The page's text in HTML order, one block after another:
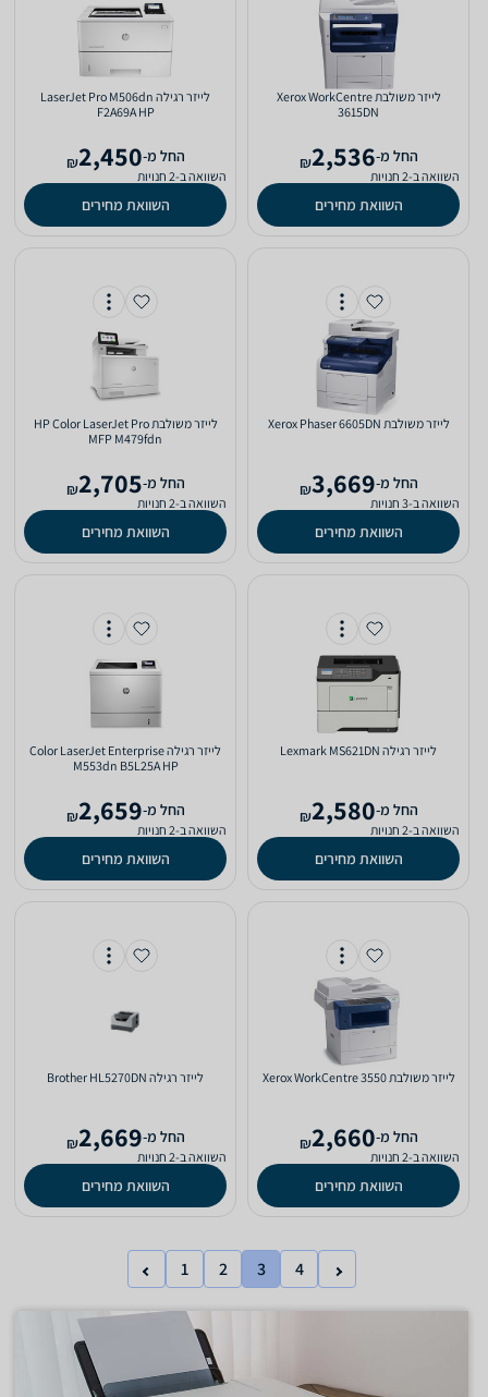
‏לייזר ‏משולבת Xerox WorkCentre
3615DN
‫החל מ-2,536
₪
השוואה ב-2 חנויות
השוואת מחירים
‏לייזר ‏רגילה LaserJet Pro M506dn‎
F2A69A HP
‫החל מ-2,450
₪
השוואה ב-2 חנויות
השוואת מחירים
‏לייזר ‏משולבת Xerox Phaser 6605DN
‫החל מ-3,669
₪
השוואה ב-3 חנויות
השוואת מחירים
‏לייזר ‏משולבת HP Color LaserJet Pro
MFP M479fdn
‫החל מ-2,705
₪
השוואה ב-2 חנויות
השוואת מחירים
‏לייזר ‏רגילה Lexmark MS621DN
‫החל מ-2,580
₪
השוואה ב-2 חנויות
השוואת מחירים
‏לייזר ‏רגילה Color LaserJet Enterprise
M553dn‎ B5L25A HP
‫החל מ-2,659
₪
השוואה ב-2 חנויות
השוואת מחירים
‏לייזר ‏משולבת Xerox WorkCentre 3550
‫החל מ-2,660
₪
השוואה ב-2 חנויות
השוואת מחירים
‏לייזר ‏רגילה Brother HL5270DN
‫החל מ-2,669
₪
השוואה ב-2 חנויות
השוואת מחירים
1 2 3 4